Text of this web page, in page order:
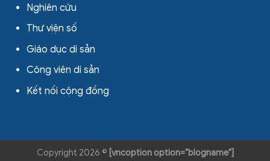
Nghiên cứu
Thư viện số
Giáo dục di sản
Công viên di sản
Kết nối cộng đồng
Copyright 2026 © [vncoption option="blogname"]